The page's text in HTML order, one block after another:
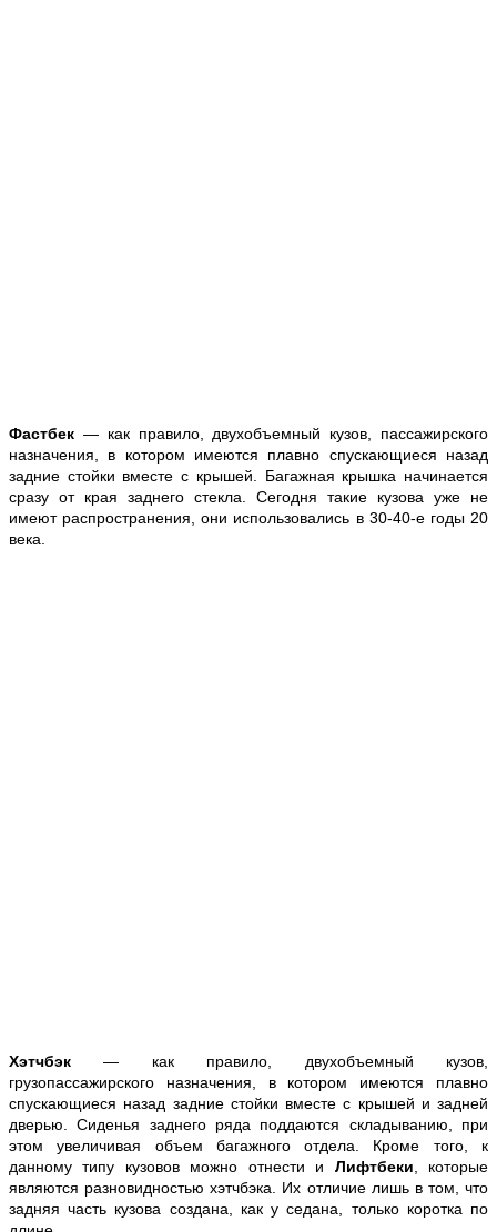
Фастбек — как правило, двухобъемный кузов, пассажирского
назначения, в котором имеются плавно спускающиеся назад
задние стойки вместе с крышей. Багажная крышка начинается
сразу от края заднего стекла. Сегодня такие кузова уже не
имеют распространения, они использовались в 30-40-е годы 20
века.
Хэтчбэк— как правило, двухобъемный кузов,
грузопассажирского назначения, в котором имеются плавно
спускающиеся назад задние стойки вместе с крышей и задней
дверью. Сиденья заднего ряда поддаются складыванию, при
этом увеличивая объем багажного отдела. Кроме того, к
данному типу кузовов можно отнести и Лифтбеки , которые
являются разновидностью хэтчбэка. Их отличие лишь в том, что
задняя часть кузова создана, как у седана, только коротка по